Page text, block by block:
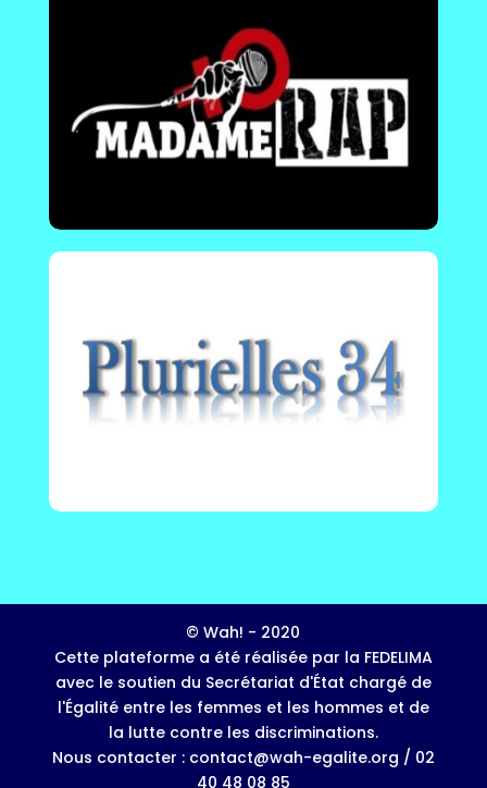
France | Plurielles 34 est une association dont
l'objet est de rendre plus visibles les
compositrices françaises des XXe et XXIe
siècles et leurs œuvres.
En savoir plus !
© Wah! - 2020
Cette plateforme a été réalisée par la FEDELIMA
avec le soutien du Secrétariat d'État chargé de
l'Égalité entre les femmes et les hommes et de
la lutte contre les discriminations.
Nous contacter : contact@wah-egalite.org / 02
40 48 08 85